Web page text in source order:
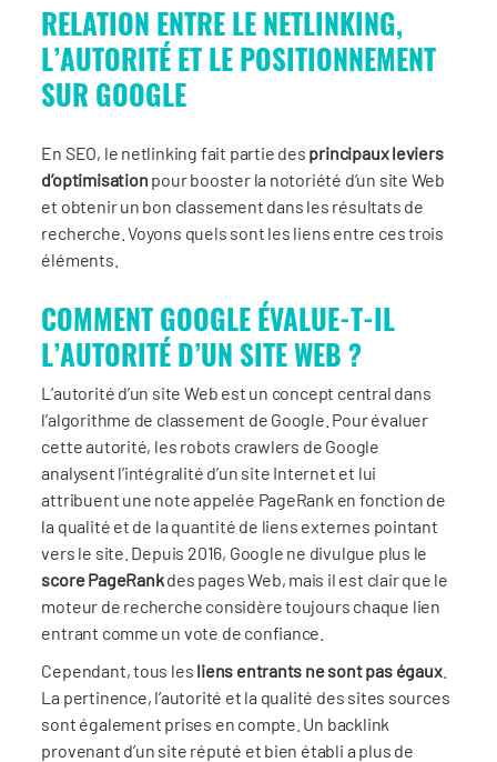
RELATION ENTRE LE NETLINKING,
L’AUTORITÉ ET LE POSITIONNEMENT
SUR GOOGLE
En SEO, le netlinking fait partie des principaux leviers
d’optimisation pour booster la notoriété d’un site Web
et obtenir un bon classement dans les résultats de
recherche. Voyons quels sont les liens entre ces trois
éléments.
COMMENT GOOGLE ÉVALUE-T-IL
L’AUTORITÉ D’UN SITE WEB ?
L’autorité d’un site Web est un concept central dans
l’algorithme de classement de Google. Pour évaluer
cette autorité, les robots crawlers de Google
analysent l’intégralité d’un site Internet et lui
attribuent une note appelée PageRank en fonction de
la qualité et de la quantité de liens externes pointant
vers le site. Depuis 2016, Google ne divulgue plus le
score PageRankdes pages Web, mais il est clair que le
moteur de recherche considère toujours chaque lien
entrant comme un vote de confiance.
Cependant, tous les liens entrants ne sont pas égaux.
La pertinence, l’autorité et la qualité des sites sources
sont également prises en compte. Un backlink
provenant d’un site réputé et bien établi a plus de